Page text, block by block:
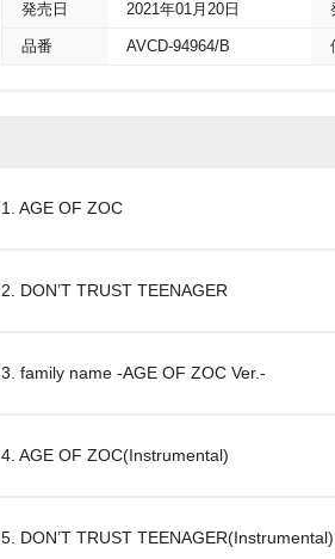
発売日 2021年01月20日
品番 AVCD-94964/B
1. AGE OF ZOC
2. DON’T TRUST TEENAGER
3. family name -AGE OF ZOC Ver.-
4. AGE OF ZOC(Instrumental)
5. DON’T TRUST TEENAGER(Instrumental)